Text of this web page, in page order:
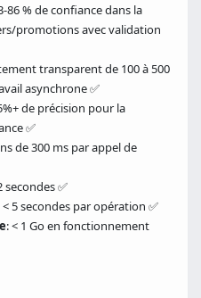
86 % de confiance dans la
promotions avec validation
transparent de 100 à 500
asynchrone ✅
de précision pour la
✅
de 300 ms par appel de
secondes ✅
< 5 secondes par opération ✅
: < 1 Go en fonctionnement